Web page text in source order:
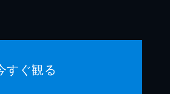
すぐ観る